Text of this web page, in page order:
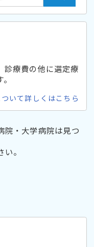
診療費の他に選定療
いて詳しくはこちら
院・大学病院は見つ
。